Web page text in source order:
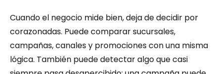
Cuando el negocio mide bien, deja de decidir por
corazonadas. Puede comparar sucursales,
campañas, canales y promociones con una misma
lógica. También puede detectar algo que casi